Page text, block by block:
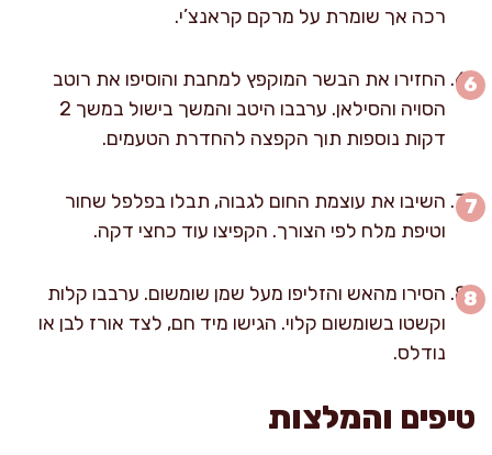
רכה אך שומרת על מרקם קראנצ’י.
החזירו את הבשר המוקפץ למחבת והוסיפו את רוטב
הסויה והסילאן. ערבבו היטב והמשך בישול במשך 2
דקות נוספות תוך הקפצה להחדרת הטעמים.
השיבו את עוצמת החום לגבוה, תבלו בפלפל שחור
וטיפת מלח לפי הצורך. הקפיצו עוד כחצי דקה.
הסירו מהאש והזליפו מעל שמן שומשום. ערבבו קלות
וקשטו בשומשום קלוי. הגישו מיד חם, לצד אורז לבן או
נודלס.
טיפים והמלצות